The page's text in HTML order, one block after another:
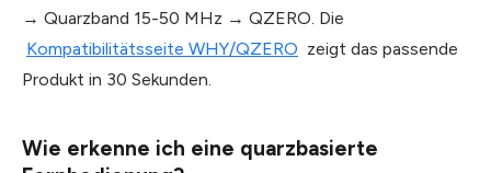
→ Quarzband 15-50 MHz → QZERO. Die
Kompatibilitätsseite WHY/QZERO zeigt das passende
Produkt in 30 Sekunden.
Wie erkenne ich eine quarzbasierte